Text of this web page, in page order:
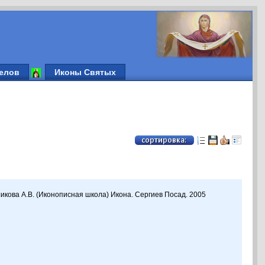
Иконы Святых
А.В. (Иконописная школа) Икона. Сергиев Посад. 2005